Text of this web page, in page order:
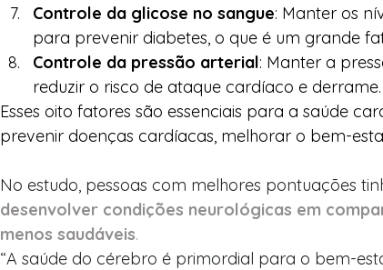
Controle da glicose no sangue: Manter os
para prevenir diabetes, o que é um grande
Controle da pressão arterial: Manter a
reduzir o risco de ataque cardíaco e derrame.
Esses oito fatores são essenciais para a saúde
prevenir doenças cardíacas, melhorar o bem-
No estudo, pessoas com melhores pontuações
desenvolver condições neurológicas em
menos saudáveis.
“A saúde do cérebro é primordial para o bem-